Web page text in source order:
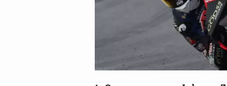
REUTERS/Stephane Mahe